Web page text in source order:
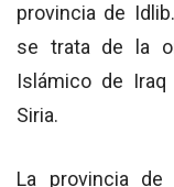
provincia de
se trata de la
Islámico de Iraq
Siria.
La provincia de